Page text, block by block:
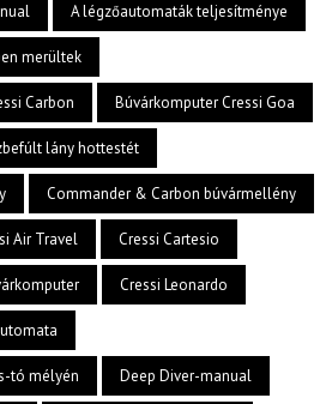
A légzőautomaták teljesítménye
merültek
Carbon Búvárkomputer Cressi Goa
lány hottestét
Commander & Carbon búvármellény
Air Travel Cressi Cartesio
Cressi Leonardo
tó mélyén Deep Diver-manual